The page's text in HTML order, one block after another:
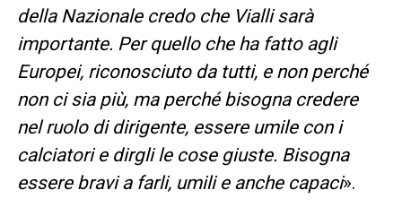
della Nazionale credo che Vialli sarà
importante. Per quello che ha fatto agli
Europei, riconosciuto da tutti, e non perché
non ci sia più, ma perché bisogna credere
nel ruolo di dirigente, essere umile con i
calciatori e dirgli le cose giuste. Bisogna
essere bravi a farli, umili e anche capaci».